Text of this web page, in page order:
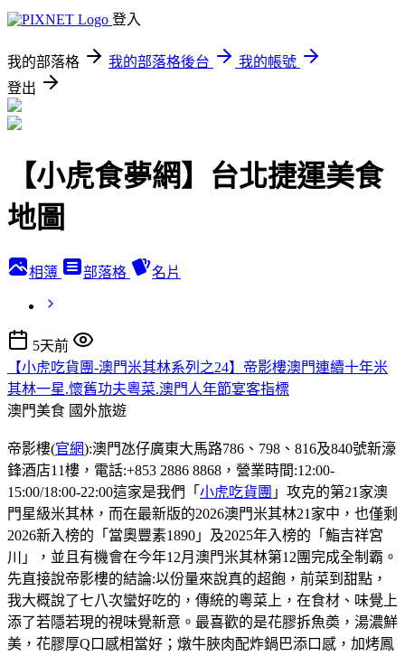
登入
我的部落格 我的部落格後台
我的帳號
登出
【小虎食夢網】台北捷運美食
地圖
相簿 部落格 名片
5天前
【小虎吃貨團-澳門米其林系列之24】帝影樓澳門連續十年米
其林一星.懷舊功夫粵菜.澳門人年節宴客指標
澳門美食 國外旅遊
帝影樓(官網):澳門氹仔廣東大馬路786、798、816及840號新濠
鋒酒店11樓，電話:+853 2886 8868，營業時間:12:00-
15:00/18:00-22:00這家是我們「 小虎吃貨團 」攻克的第21家澳
門星級米其林，而在最新版的2026澳門米其林21家中，也僅剩
2026新入榜的「當奧豐素1890」及2025年入榜的「鮨吉祥宮
川」，並且有機會在今年12月澳門米其林第12團完成全制霸。
先直接說帝影樓的結論:以份量來說真的超飽，前菜到甜點，
我大概說了七八次蠻好吃的，傳統的粵菜上，在食材、味覺上
添了若隱若現的視味覺新意。最喜歡的是花膠拆魚𡙡，湯濃鮮
美，花膠厚Q口感相當好；燉牛脥肉配炸鍋巴添口感，加烤鳳